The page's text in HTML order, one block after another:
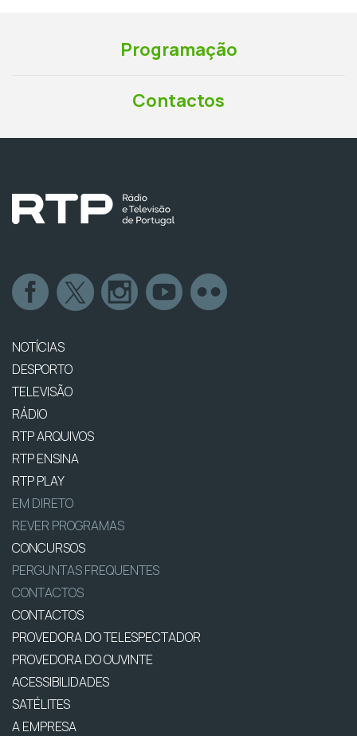
Programação
Contactos
NOTÍCIAS
DESPORTO
TELEVISÃO
RÁDIO
RTP ARQUIVOS
RTP ENSINA
RTP PLAY
EM DIRETO
REVER PROGRAMAS
CONCURSOS
PERGUNTAS FREQUENTES
CONTACTOS
CONTACTOS
PROVEDORA DO TELESPECTADOR
PROVEDORA DO OUVINTE
ACESSIBILIDADES
SATÉLITES
A EMPRESA